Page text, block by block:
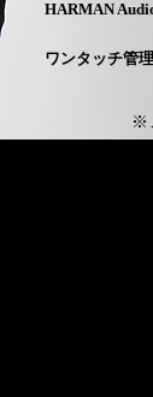
HARMAN
ワンタッチ管
※